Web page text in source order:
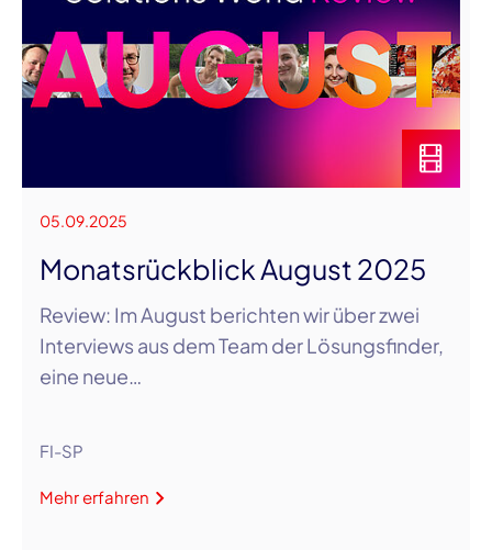
05.09.2025
Monatsrückblick August 2025
Review: Im August berichten wir über zwei
Interviews aus dem Team der Lösungsfinder,
eine neue…
FI-SP
Mehr erfahren